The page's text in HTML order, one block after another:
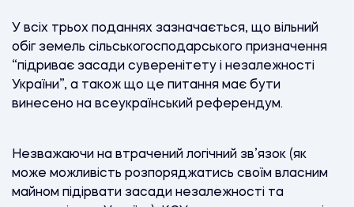
У всіх трьох поданнях зазначається, що вільний
обіг земель сільськогосподарського призначення
“підриває засади суверенітету і незалежності
України”, а також що це питання має бути
винесено на всеукраїнський референдум.
Незважаючи на втрачений логічний зв’язок (як
може можливість розпоряджатись своїм власним
майном підірвати засади незалежності та